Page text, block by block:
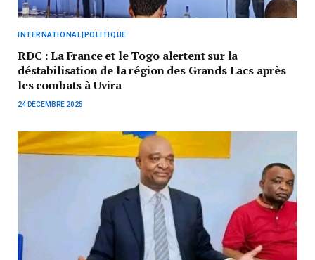
INTERNATIONAL|POLITIQUE
RDC : La France et le Togo alertent sur la
déstabilisation de la région des Grands Lacs après
les combats à Uvira
24 DÉCEMBRE 2025